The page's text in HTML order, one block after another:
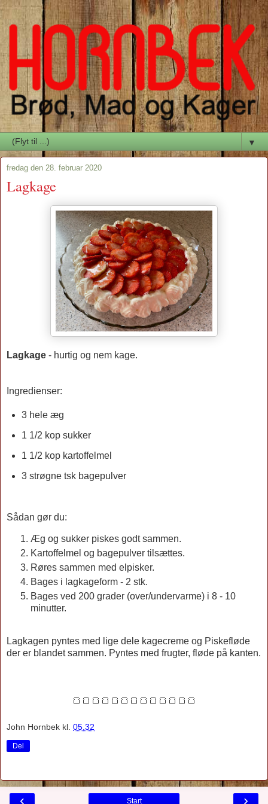
▼
fredag den 28. februar 2020
Lagkage
Lagkage - hurtig og nem kage.
Ingredienser:
3 hele æg
1 1/2 kop sukker
1 1/2 kop kartoffelmel
3 strøgne tsk bagepulver
Sådan gør du:
Æg og sukker piskes godt sammen.
Kartoffelmel og bagepulver tilsættes.
Røres sammen med elpisker.
Bages i lagkageform - 2 stk.
Bages ved 200 grader (over/undervarme) i 8 - 10
minutter.
Lagkagen pyntes med lige dele kagecreme og Piskefløde
der er blandet sammen. Pyntes med frugter, fløde på kanten.
🍞🍞🍞🍞🍞🍞🍞🍞🍞🍞🍞🍞🍞
John Hornbek kl. 05.32
Del
‹ ›
Start